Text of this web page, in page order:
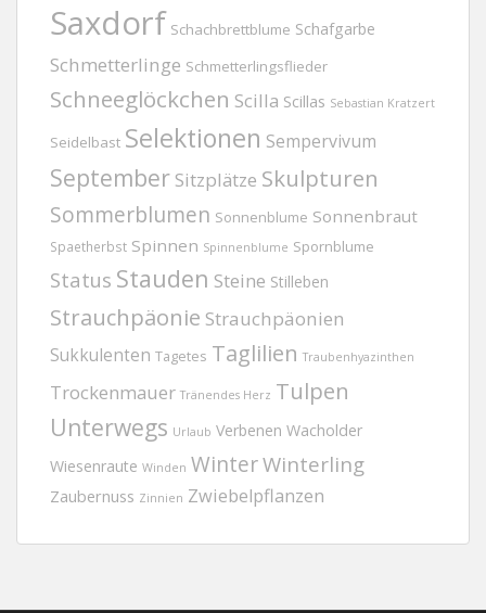
Saxdorf Schachbrettblume Schafgarbe
Schmetterlinge Schmetterlingsflieder
Schneeglöckchen Scilla Scillas Sebastian Kratzert
Seidelbast Selektionen Sempervivum
September Sitzplätze Skulpturen
Sommerblumen Sonnenblume Sonnenbraut
Spaetherbst Spinnen Spinnenblume Spornblume
Status Stauden Steine Stilleben
Strauchpäonie Strauchpäonien
Sukkulenten Tagetes Taglilien Traubenhyazinthen
Trockenmauer Tränendes Herz Tulpen
Unterwegs Urlaub Verbenen Wacholder
Wiesenraute Winden WinterWinterling
Zaubernuss Zinnien Zwiebelpflanzen